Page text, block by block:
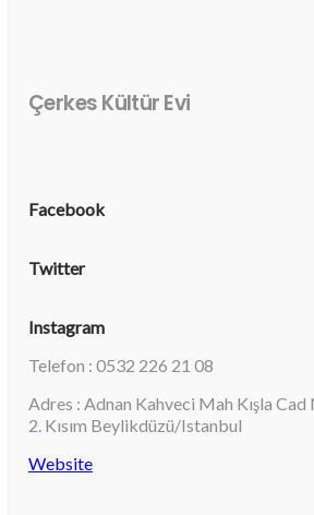
Çerkes Kültür Evi
Facebook
Twitter
Instagram
Telefon : 0532 226 21 08
Adres : Adnan Kahveci Mah Kışla
2. Kısım Beylikdüzü/Istanbul
Website